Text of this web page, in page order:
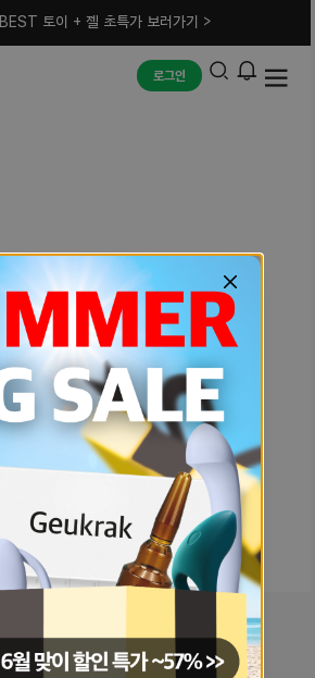
BEST 토이 + 젤 초특가 보러가기 >
로그인
예상치 못한 에러입니다.